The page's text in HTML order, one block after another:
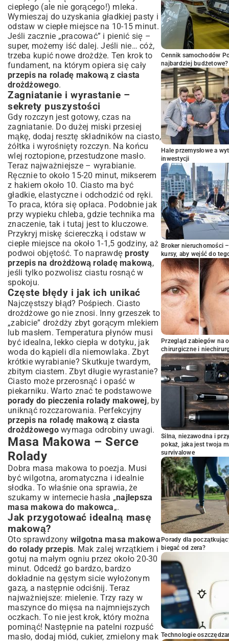
ciepłego (ale nie gorącego!) mleka.
Wymieszaj do uzyskania gładkiej pasty i
odstaw w ciepłe miejsce na 10-15 minut.
Jeśli zacznie „pracować” i pienić się –
super, możemy iść dalej. Jeśli nie… cóż,
trzeba kupić nowe drożdże. Ten krok to
fundament, na którym opiera się cały
przepis na roladę makową z ciasta
drożdżowego.
Zagniatanie i wyrastanie –
sekrety puszystości
Gdy rozczyn jest gotowy, czas na
zagniatanie. Do dużej miski przesiej
mąkę, dodaj resztę składników na ciasto,
żółtka i wyrośnięty rozczyn. Na końcu
wlej roztopione, przestudzone masło.
Teraz najważniejsze – wyrabianie.
Ręcznie to około 15-20 minut, mikserem
z hakiem około 10. Ciasto ma być
gładkie, elastyczne i odchodzić od ręki.
To praca, która się opłaca. Podobnie jak
przy wypieku chleba, gdzie technika ma
znaczenie, tak i tutaj jest to kluczowe.
Przykryj miskę ściereczką i odstaw w
ciepłe miejsce na około 1-1,5 godziny, aż
podwoi objętość. To naprawdęprosty
przepis na drożdżową roladę makową,
jeśli tylko pozwolisz ciastu rosnąć w
spokoju.
Częste błędy i jak ich unikać
Najczęstszy błąd? Pośpiech. Ciasto
drożdżowe go nie znosi. Inny grzeszek to
„zabicie” drożdży zbyt gorącym mlekiem
lub masłem. Temperatura płynów musi
być idealna, lekko ciepła w dotyku, jak
woda do kąpieli dla niemowlaka. Zbyt
krótkie wyrabianie? Skutkuje twardym,
zbitym ciastem. Zbyt długie wyrastanie?
Ciasto może przerosnąć i opaść w
piekarniku. Warto znać te podstawowe
porady do pieczenia rolady makowej, by
uniknąć rozczarowania. Perfekcyjny
przepis na roladę makową z ciasta
drożdżowegowymaga odrobiny uwagi.
Masa Makowa – Serce
Rolady
Dobra masa makowa to poezja. Musi
być wilgotna, aromatyczna i idealnie
słodka. To właśnie ona sprawia, że
szukamy w internecie hasła „najlepsza
masa makowa do makowca„.
Jak przygotować idealną masę
makową?
Oto sprawdzony wilgotna masa makowa
do rolady przepis. Mak zalej wrzątkiem i
gotuj na małym ogniu przez około 20-30
minut. Odcedź go bardzo, bardzo
dokładnie na gęstym sicie wyłożonym
gazą, a następnie odciśnij. Teraz
najważniejsze: mielenie. Trzy razy w
maszynce do mięsa na najmniejszych
oczkach. To nie jest krok, który można
pominąć! Następnie na patelni rozpuść
masło, dodaj miód, cukier, zmielony mak
Cennik samochodów
najbardziej budżetowe?
Hale przemysłowe a
inwestycji
Broker nieruchomości
kursy, aby wejść do
Przegląd zabiegów na
chirurgiczne i
Silna, niezawodna i
pokaż, jaka jest twoja
survivalowe
Porady dla
biegać od zera?
Technologie